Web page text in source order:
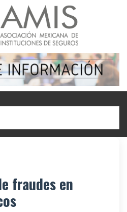
fraudes en